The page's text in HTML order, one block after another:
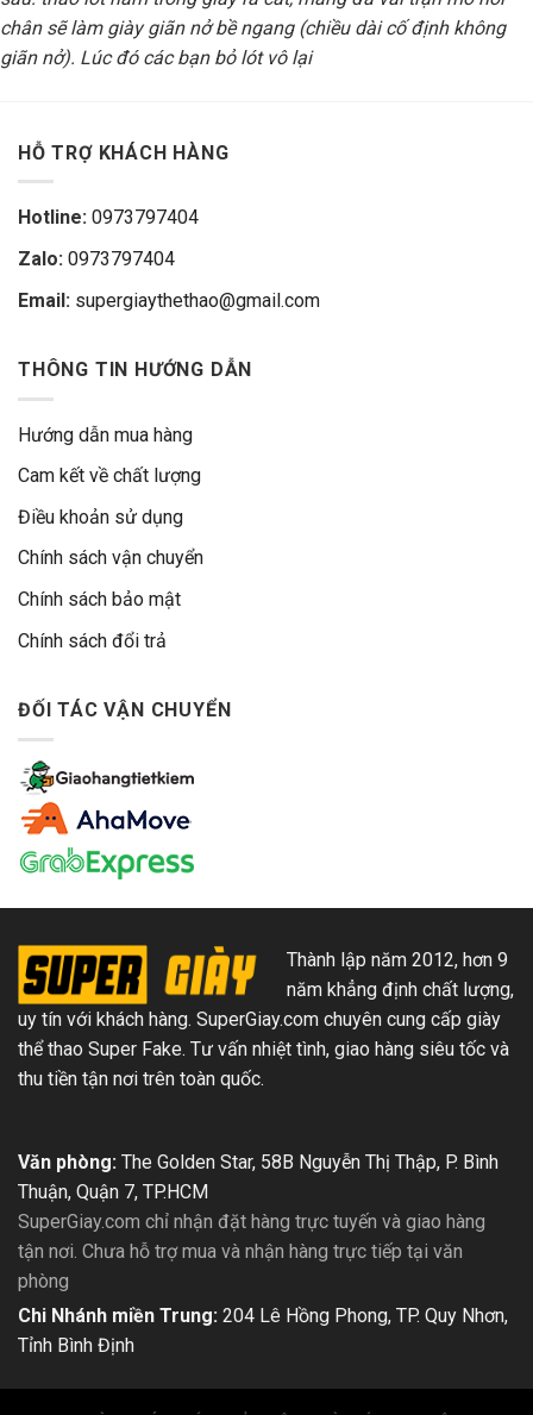
chân sẽ làm giày giãn nở bề ngang (chiều dài cố định không
giãn nở). Lúc đó các bạn bỏ lót vô lại
HỖ TRỢ KHÁCH HÀNG
Hotline: 0973797404
Zalo: 0973797404
Email: supergiaythethao@gmail.com
THÔNG TIN HƯỚNG DẪN
Hướng dẫn mua hàng
Cam kết về chất lượng
Điều khoản sử dụng
Chính sách vận chuyển
Chính sách bảo mật
Chính sách đổi trả
ĐỐI TÁC VẬN CHUYỂN
Thành lập năm 2012, hơn 9
năm khẳng định chất lượng,
uy tín với khách hàng. SuperGiay.com chuyên cung cấp giày
thể thao Super Fake. Tư vấn nhiệt tình, giao hàng siêu tốc và
thu tiền tận nơi trên toàn quốc.
Văn phòng: The Golden Star, 58B Nguyễn Thị Thập, P. Bình
Thuận, Quận 7, TP.HCM
SuperGiay.com chỉ nhận đặt hàng trực tuyến và giao hàng
tận nơi. Chưa hỗ trợ mua và nhận hàng trực tiếp tại văn
phòng
Chi Nhánh miền Trung: 204 Lê Hồng Phong, TP. Quy Nhơn,
Tỉnh Bình Định